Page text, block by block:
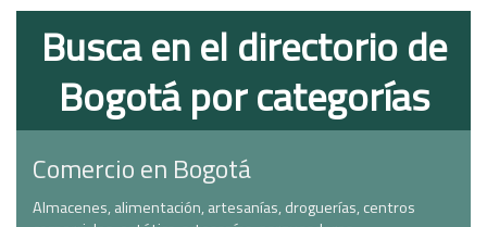
Busca en el directorio de
Bogotá por categorías
Comercio en Bogotá
Almacenes, alimentación, artesanías, droguerías, centros